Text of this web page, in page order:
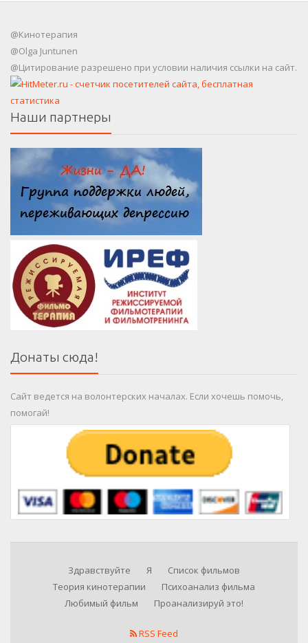
@Кинотерапия
@Olga Juntunen
@Цитирование разрешено при условии наличия ссылки на сайт.
Наши партнеры
Донаты сюда!
Сайт ведется на волонтерских началах. Если хочешь помочь,
помогай!
Здравствуйте Я
Список фильмов
Теория кинотерапии
Психоанализ фильма
Любимый фильм
Проанализируй это!
RSS Feed